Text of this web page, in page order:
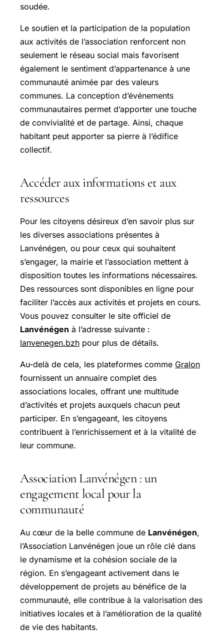
soudée.
Le soutien et la participation de la population
aux activités de l’association renforcent non
seulement le réseau social mais favorisent
également le sentiment d’appartenance à une
communauté animée par des valeurs
communes. La conception d’événements
communautaires permet d’apporter une touche
de convivialité et de partage. Ainsi, chaque
habitant peut apporter sa pierre à l’édifice
collectif.
Accéder aux informations et aux
ressources
Pour les citoyens désireux d’en savoir plus sur
les diverses associations présentes à
Lanvénégen, ou pour ceux qui souhaitent
s’engager, la mairie et l’association mettent à
disposition toutes les informations nécessaires.
Des ressources sont disponibles en ligne pour
faciliter l’accès aux activités et projets en cours.
Vous pouvez consulter le site officiel de
Lanvénégen à l’adresse suivante :
lanvenegen.bzh pour plus de détails.
Au-delà de cela, les plateformes comme Gralon
fournissent un annuaire complet des
associations locales, offrant une multitude
d’activités et projets auxquels chacun peut
participer. En s’engageant, les citoyens
contribuent à l’enrichissement et à la vitalité de
leur commune.
Association Lanvénégen : un
engagement local pour la
communauté
Au cœur de la belle commune de Lanvénégen,
l’Association Lanvénégen joue un rôle clé dans
le dynamisme et la cohésion sociale de la
région. En s’engageant activement dans le
développement de projets au bénéfice de la
communauté, elle contribue à la valorisation des
initiatives locales et à l’amélioration de la qualité
de vie des habitants.